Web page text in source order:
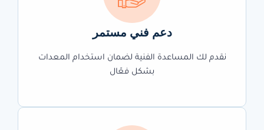
دعم فني مستمر
نقدم لك المساعدة الفنية لضمان استخدام المعدات
بشكل فعّال